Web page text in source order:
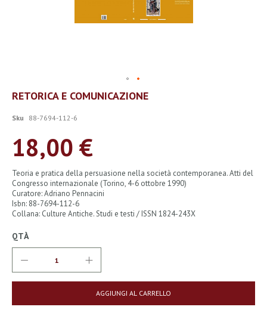
Vai
all'inizio
galleria
immagini
RETORICA E COMUNICAZIONE
Sku 88-7694-112-6
18,00 €
Teoria e pratica della persuasione nella società contemporanea. Atti del
Congresso internazionale (Torino, 4-6 ottobre 1990)
Curatore: Adriano Pennacini
Isbn: 88-7694-112-6
Collana: Culture Antiche. Studi e testi / ISSN 1824-243X
QTÀ
AGGIUNGI AL CARRELLO